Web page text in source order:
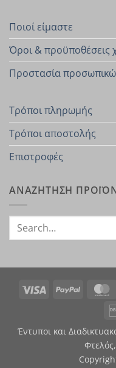
Ποιοί είμαστε
Όροι & προϋποθέσεις
Προστασία
Τρόποι πληρωμής
Τρόποι αποστολής
Επιστροφές
ΑΝΑΖΗΤΗΣΗ
Search
Visa PayPal
Έντυποι και